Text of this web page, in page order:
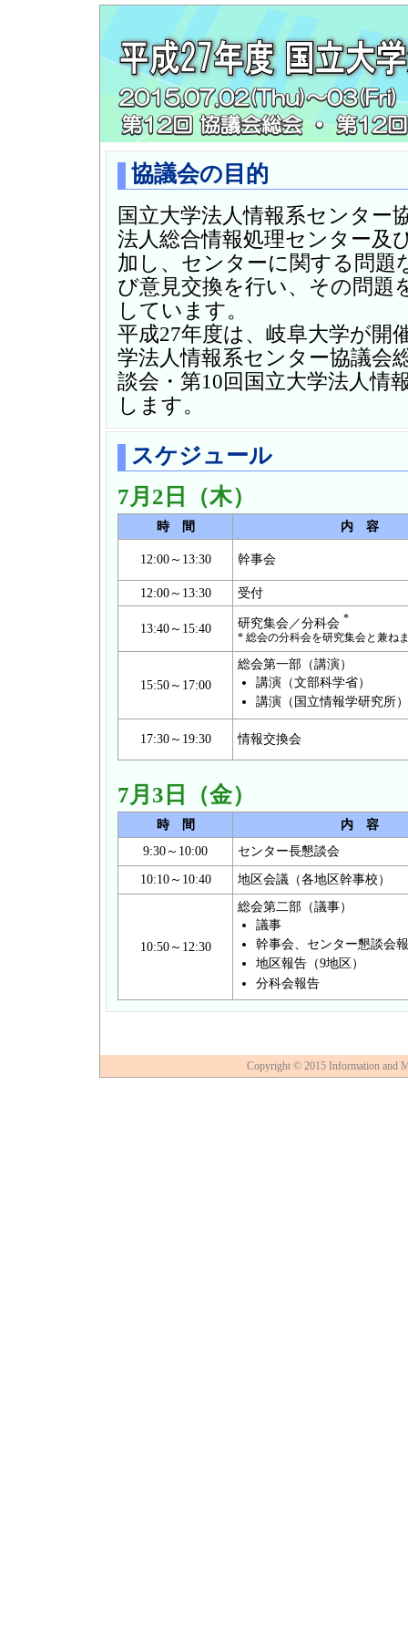
協議会の目的
国立大学法人情報系センター
法人総合情報処理センター及
加し、センターに関する問題
び意見交換を行い、その問題
しています。
平成27年度は、岐阜大学が開
学法人情報系センター協議会
談会・第10回国立大学法人情
します。
スケジュール
7月2日（木）
時 間 内 容
12:00～13:30 幹事会
12:00～13:30 受付
13:40～15:40 研究集会／分科会*
* 総会の分科会を研究集会と兼ね
15:50～17:00
総会第一部（講演）
講演（文部科学省）
講演（国立情報学研究所
17:30～19:30 情報交換会
7月3日（金）
時 間
内 容
9:30～10:00
センター長懇談会
10:10～10:40
地区会議（各地区幹事校）
10:50～12:30
総会第二部（議事）
議事
幹事会、センター懇談会
地区報告（9地区）
分科会報告
Copyright © 2015 Information and